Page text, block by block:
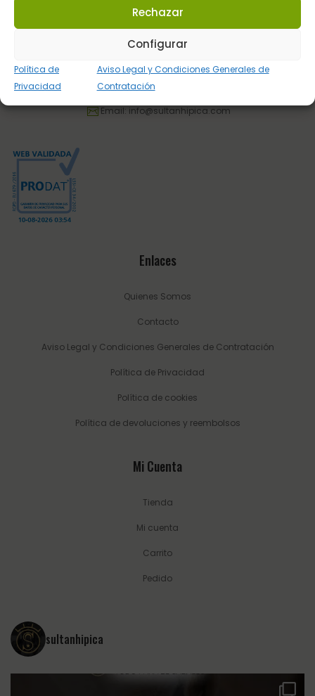
Rechazar
Configurar
Política de
Privacidad
Aviso Legal y Condiciones Generales de
Contratación
necesita en cada circunstancia.
Dirección: C/ Guadalhorce 3 - Pol. Ind. La Trocha 29100 Coín -
Tel.:623 22 77 86
Email: info@sultanhipica.com
Enlaces
Quienes Somos
Contacto
Aviso Legal y Condiciones Generales de Contratación
Política de Privacidad
Política de cookies
Política de devoluciones y reembolsos
Mi Cuenta
Tienda
Mi cuenta
Carrito
Pedido
sultanhipica